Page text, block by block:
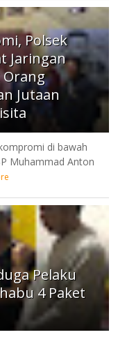
Polsek
Jaringan
Orang
Jutaan
di bawah
Muhammad Anton
Pelaku
4 Paket